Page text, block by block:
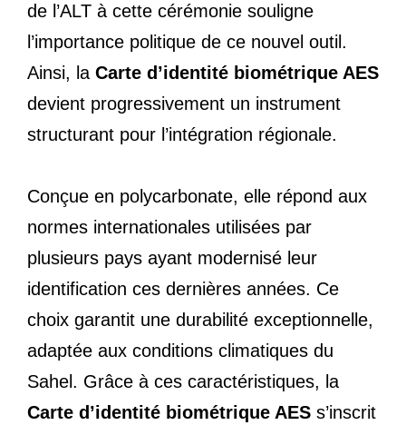
de l’ALT à cette cérémonie souligne
l’importance politique de ce nouvel outil.
Ainsi, la Carte d’identité biométrique AES
devient progressivement un instrument
structurant pour l’intégration régionale.
Conçue en polycarbonate, elle répond aux
normes internationales utilisées par
plusieurs pays ayant modernisé leur
identification ces dernières années. Ce
choix garantit une durabilité exceptionnelle,
adaptée aux conditions climatiques du
Sahel. Grâce à ces caractéristiques, la
Carte d’identité biométrique AES s’inscrit